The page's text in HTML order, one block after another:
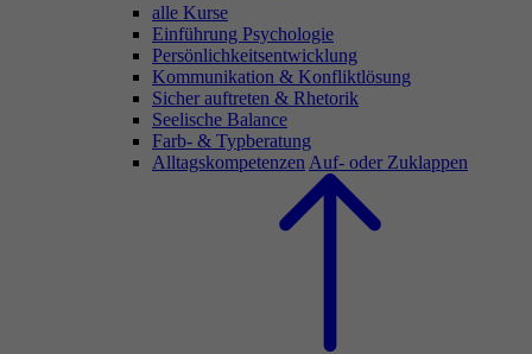
alle Kurse
Einführung Psychologie
Persönlichkeitsentwicklung
Kommunikation & Konfliktlösung
Sicher auftreten & Rhetorik
Seelische Balance
Farb- & Typberatung
Alltagskompetenzen Auf- oder Zuklappen